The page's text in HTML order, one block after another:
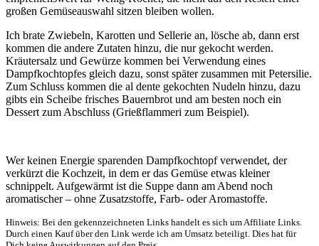
großen Gemüseauswahl sitzen bleiben wollen.
Ich brate Zwiebeln, Karotten und Sellerie an, lösche ab, dann erst
kommen die andere Zutaten hinzu, die nur gekocht werden.
Kräutersalz und Gewürze kommen bei Verwendung eines
Dampfkochtopfes gleich dazu, sonst später zusammen mit Petersilie.
Zum Schluss kommen die al dente gekochten Nudeln hinzu, dazu
gibts ein Scheibe frisches Bauernbrot und am besten noch ein
Dessert zum Abschluss (Grießflammeri zum Beispiel).
Wer keinen Energie sparenden Dampfkochtopf verwendet, der
verkürzt die Kochzeit, in dem er das Gemüse etwas kleiner
schnippelt. Aufgewärmt ist die Suppe dann am Abend noch
aromatischer – ohne Zusatzstoffe, Farb- oder Aromastoffe.
Hinweis: Bei den gekennzeichneten Links handelt es sich um Affiliate Links.
Durch einen Kauf über den Link werde ich am Umsatz beteiligt. Dies hat für